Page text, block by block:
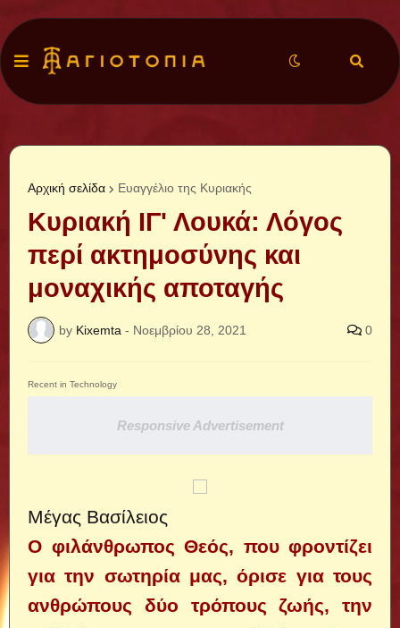
Αρχική σελίδα Ευαγγέλιο της Κυριακής
Κυριακή ΙΓ' Λουκά: Λόγος
περί ακτημοσύνης και
μοναχικής αποταγής
by Kixemta - Νοεμβρίου 28, 2021 0
Recent in Technology
Responsive Advertisement
Μέγας Βασίλειος
Ο φιλάνθρωπος Θεός, που φροντίζει
για την σωτηρία μας, όρισε για τους
ανθρώπους δύο τρόπους ζωής, την